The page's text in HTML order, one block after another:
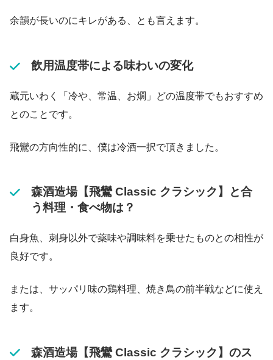
余韻が長いのにキレがある、とも言えます。
飲用温度帯による味わいの変化
蔵元いわく「冷や、常温、お燗」どの温度帯でもおすすめ
とのことです。
飛鸞の方向性的に、僕は冷酒一択で頂きました。
森酒造場【飛鸞 Classic クラシック】と合
う料理・食べ物は？
白身魚、刺身以外で薬味や調味料を乗せたものとの相性が
良好です。
または、サッパリ味の鶏料理、焼き鳥の前半戦などに使え
ます。
森酒造場【飛鸞 Classic クラシック】のス